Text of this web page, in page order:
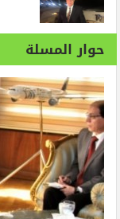
حوار المسلة